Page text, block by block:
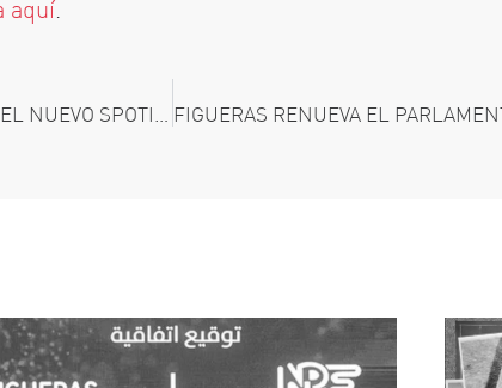
aquí.
FIGUERAS SEATING EQUIPARÁ LAS ZONAS VIP DEL NUEVO SPOTIFY CAMP NOU